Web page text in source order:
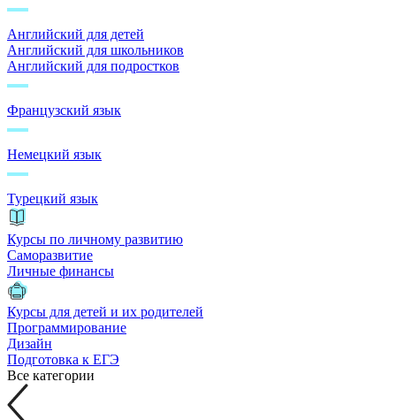
Английский для детей
Английский для школьников
Английский для подростков
Французский язык
Немецкий язык
Турецкий язык
Курсы по личному развитию
Саморазвитие
Личные финансы
Курсы для детей и их родителей
Программирование
Дизайн
Подготовка к ЕГЭ
Все категории